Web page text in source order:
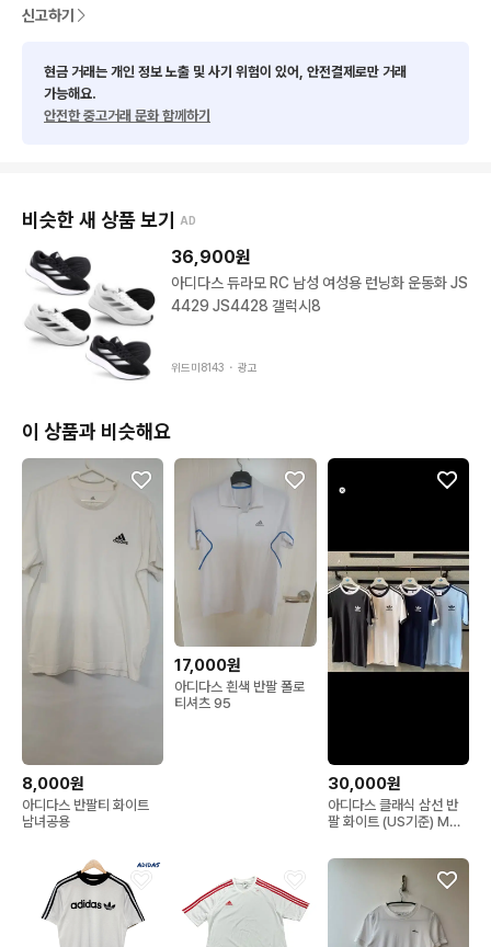
편하게 문의 주시면 됩니다 .
감사합니다 .
중고제품 특성상 교환 환불 불가합니다 .
신고하기
현금 거래는 개인 정보 노출 및 사기 위험이 있어, 안전결제로만 거래
가능해요.
안전한 중고거래 문화 함께하기
비슷한 새 상품 보기 AD
36,900원
아디다스 듀라모 RC 남성 여성용 런닝화 운동화 JS
4429 JS4428 갤럭시8
위드미8143 ・ 광고
이 상품과 비슷해요
8,000원
아디다스 반팔티 화이트
남녀공용
17,000원
아디다스 흰색 반팔 폴로
티셔츠 95
30,000원
아디다스 클래식 삼선 반
팔 화이트 (US기준) M사